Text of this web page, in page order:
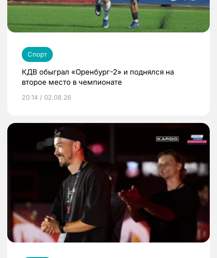
Спорт
КДВ обыграл «Оренбург-2» и поднялся на
второе место в чемпионате
20:14 / 02.08.26